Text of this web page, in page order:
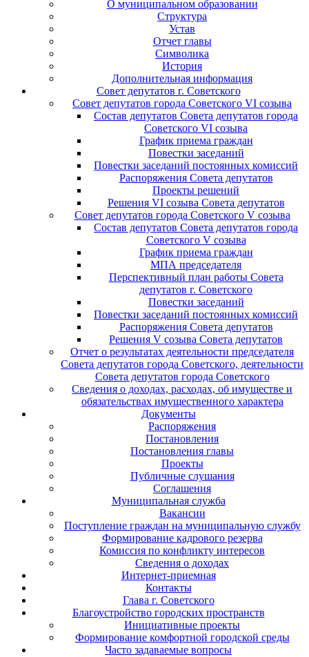
О муниципальном образовании
Структура
Устав
Отчет главы
Символика
История
Дополнительная информация
Совет депутатов г. Советского
Совет депутатов города Советского VI созыва
Состав депутатов Совета депутатов города
Советского VI созыва
График приема граждан
Повестки заседаний
Повестки заседаний постоянных комиссий
Распоряжения Совета депутатов
Проекты решений
Решения VI созыва Совета депутатов
Совет депутатов города Советского V созыва
Состав депутатов Совета депутатов города
Советского V созыва
График приема граждан
МПА председателя
Перспективный план работы Совета
депутатов г. Советского
Повестки заседаний
Повестки заседаний постоянных комиссий
Распоряжения Совета депутатов
Решения V созыва Совета депутатов
Отчет о результатах деятельности председателя
Совета депутатов города Советского, деятельности
Совета депутатов города Советского
Сведения о доходах, расходах, об имуществе и
обязательствах имущественного характера
Документы
Распоряжения
Постановления
Постановления главы
Проекты
Публичные слушания
Соглашения
Муниципальная служба
Вакансии
Поступление граждан на муниципальную службу
Формирование кадрового резерва
Комиссия по конфликту интересов
Сведения о доходах
Интернет-приемная
Контакты
Глава г. Советского
Благоустройство городских пространств
Инициативные проекты
Формирование комфортной городской среды
Часто задаваемые вопросы